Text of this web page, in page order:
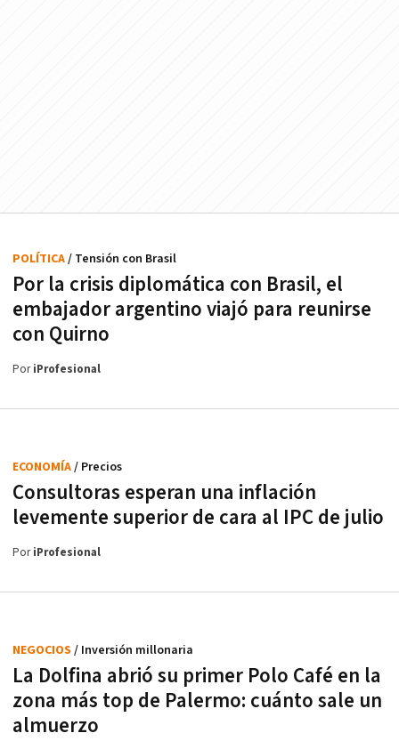
Por la crisis diplomática con Brasil, el
embajador argentino viajó para reunirse
con Quirno
POLÍTICA/ Tensión con Brasil
PoriProfesional
Consultoras esperan una inflación
levemente superior de cara al IPC de julio
ECONOMÍA/ Precios
PoriProfesional
La Dolfina abrió su primer Polo Café en la
zona más top de Palermo: cuánto sale un
almuerzo
NEGOCIOS / Inversión millonaria